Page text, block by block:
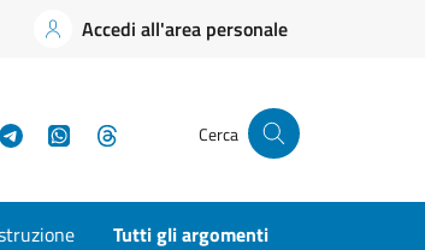
Accedi all'area personale
TelegramWhatsApp Cerca
Tutti gli argomenti